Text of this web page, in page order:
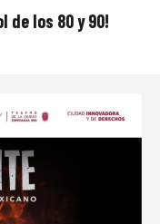
de los 80 y 90!